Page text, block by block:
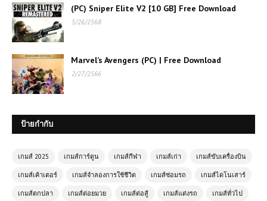
(PC) Sniper Elite V2 [10 GB] Free Download
5/26/2568
Marvel’s Avengers (PC) | Free Download
2/27/2566
ป้ายกำกับ
เกมส์ 2025 เกมส์การ์ตูน เกมส์กีฬา เกมส์เก่า เกมส์ขับเครื่องบิน
เกมส์เค้าเตอร์ เกมส์จำลองการใช้ชีวิต เกมส์ซ่อมรถ เกมส์ไดโนเสาร์
เกมส์ตกปลา เกมส์ต่อยมวย เกมส์ต่อสู้ เกมส์แต่งรถ เกมส์ทั่วไป
เกมส์ออนไลน์ฟรี CobraZ.io Classic
สนุกไม่รู้จบกับเกมงูออนไลน์สุดคลาสสิก
โหลดเกมส์ (PC) Ace Combat 7 |
Free download
เกมออนไลน์ฟรี Fort Drifter ผจญภัย
เกมส์ออนไลน์ Anime Fighters CR
Sasuke – สุดยอดนักสู้จากโลกอนิเมะ